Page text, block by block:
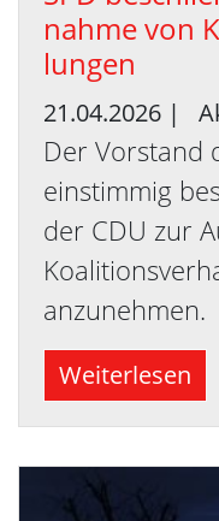
nah­me von
lun­gen
21.04.2026 |
Der Vorstand
einstimmig
der CDU zur
anzunehmen.
Weiterlesen